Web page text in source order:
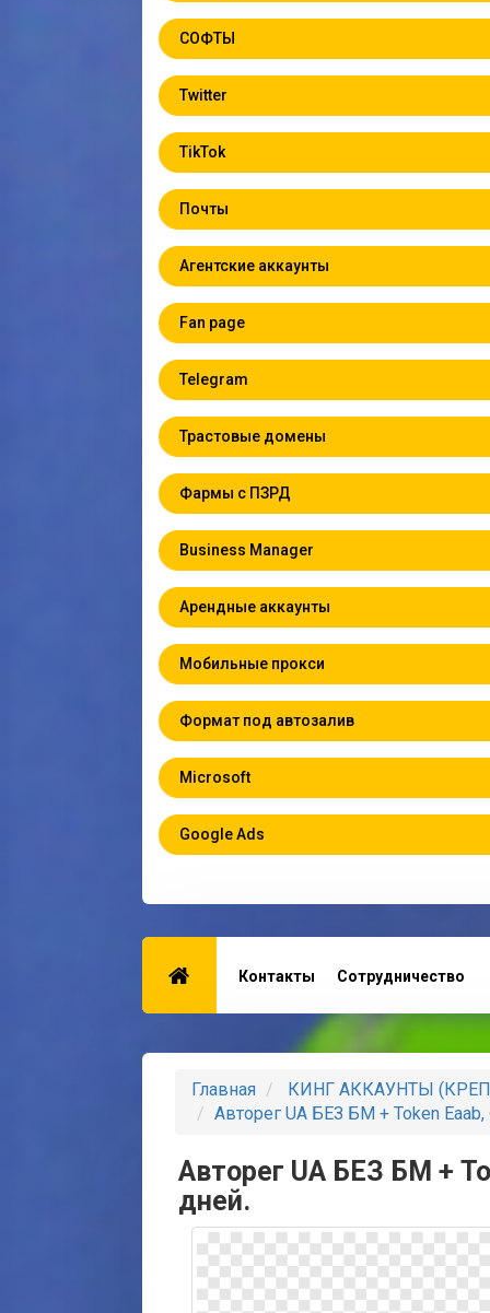
СОФТЫ
Twitter
TikTok
Почты
Агентские аккаунты
Fan page
Telegram
Трастовые домены
Фармы с ПЗРД
Business Manager
Арендные аккаунты
Мобильные прокси
Формат под автозалив
Microsoft
Google Ads
Контакты Сотрудничество
Главная
КИНГ АККАУНТЫ
Авторег UA БЕЗ БМ + Token
Авторег UA БЕЗ БМ +
дней.